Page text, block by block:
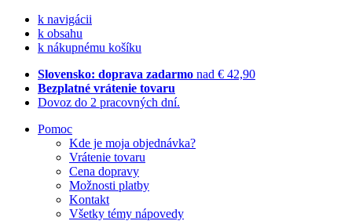
k navigácii
k obsahu
k nákupnému košíku
Slovensko: doprava zadarmo nad € 42,90
Bezplatné vrátenie tovaru
Dovoz do 2 pracovných dní.
Pomoc
Kde je moja objednávka?
Vrátenie tovaru
Cena dopravy
Možnosti platby
Kontakt
Všetky témy nápovedy